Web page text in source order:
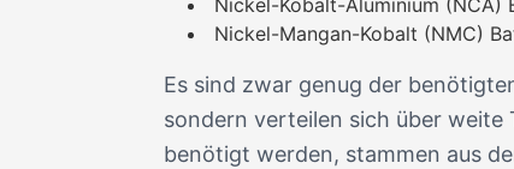
Nickel-Kobalt-Aluminium (NCA)
Nickel-Mangan-Kobalt (NMC)
Es sind zwar genug der
sondern verteilen sich über weite
benötigt werden, stammen aus